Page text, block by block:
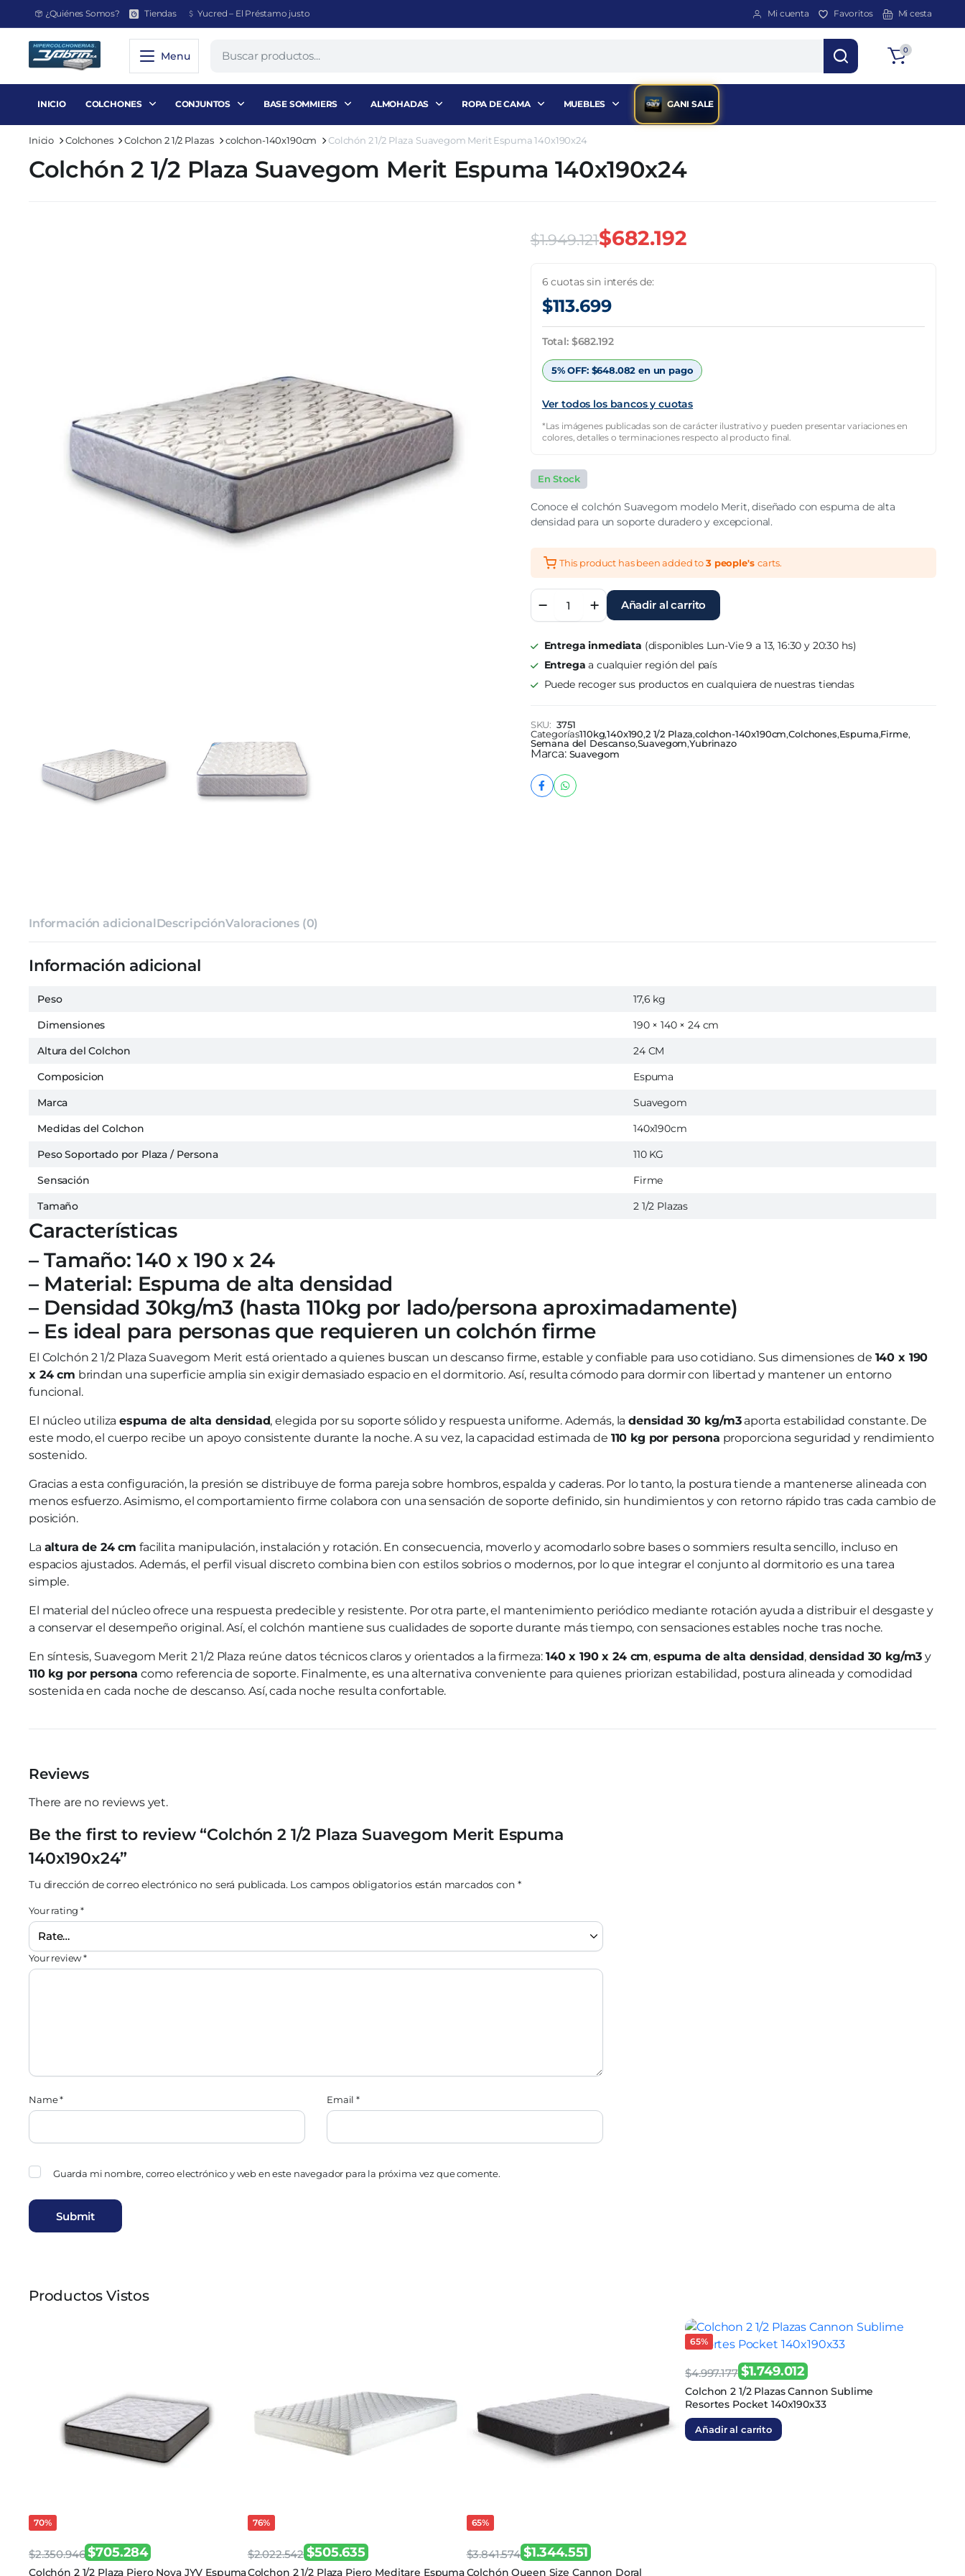
¿Quiénes Somos? Tiendas Yucred – El Préstamo justo Mi cuenta Favoritos Mi cesta
Menu 0
INICIO COLCHONES CONJUNTOS BASE SOMMIERS ALMOHADAS ROPA DE CAMA MUEBLES GANI SALE
Inicio Colchones Colchon 2 1/2 Plazas colchon-140x190cm Colchón 2 1/2 Plaza Suavegom Merit Espuma 140x190x24
Colchón 2 1/2 Plaza Suavegom Merit Espuma 140x190x24
$1.949.121
precio
original
era:
$1.949.121.
$682.192
precio
actual
es:
$682.192.
6 cuotas sin interés de:
$113.699
Total: $682.192
5% OFF: $648.082 en un pago
Ver todos los bancos y cuotas
*Las imágenes publicadas son de carácter ilustrativo y pueden presentar variaciones en
colores, detalles o terminaciones respecto al producto final.
En Stock
Conoce el colchón Suavegom modelo Merit, diseñado con espuma de alta
densidad para un soporte duradero y excepcional.
This product has been added to3 people's carts.
1/2
Suavegom
Merit
140x190x24
Añadir al carrito
Entrega inmediata (disponibles Lun-Vie 9 a 13, 16:30 y 20:30 hs)
Entrega a cualquier región del país
Puede recoger sus productos en cualquiera de nuestras tiendas
SKU: 3751
Categorías110kg,140x190,2 1/2 Plaza,colchon-140x190cm,Colchones,Espuma,Firme,
Semana del Descanso,Suavegom,Yubrinazo
Marca: Suavegom
Información adicionalDescripciónValoraciones (0)
Información adicional
Peso
17,6 kg
Dimensiones
190 × 140 × 24 cm
Altura del Colchon
24 CM
Composicion
Espuma
Marca
Suavegom
Medidas del Colchon
140x190cm
Peso Soportado por Plaza / Persona
110 KG
Sensación
Firme
Tamaño
2 1/2 Plazas
Características
– Tamaño: 140 x 190 x 24
– Material: Espuma de alta densidad
– Densidad 30kg/m3 (hasta 110kg por lado/persona aproximadamente)
– Es ideal para personas que requieren un colchón firme
El Colchón 2 1/2 Plaza Suavegom Merit está orientado a quienes buscan un descanso firme, estable y confiable para uso cotidiano. Sus dimensiones de 140 x 190
x 24 cm brindan una superficie amplia sin exigir demasiado espacio en el dormitorio. Así, resulta cómodo para dormir con libertad y mantener un entorno
funcional.
El núcleo utilizaespuma de alta densidad, elegida por su soporte sólido y respuesta uniforme. Además, ladensidad 30 kg/m3aporta estabilidad constante. De
este modo, el cuerpo recibe un apoyo consistente durante la noche. A su vez, la capacidad estimada de 110 kg por persona proporciona seguridad y rendimiento
sostenido.
Gracias a esta configuración, la presión se distribuye de forma pareja sobre hombros, espalda y caderas. Por lo tanto, la postura tiende a mantenerse alineada con
menos esfuerzo. Asimismo, el comportamiento firme colabora con una sensación de soporte definido, sin hundimientos y con retorno rápido tras cada cambio de
posición.
La altura de 24 cm facilita manipulación, instalación y rotación. En consecuencia, moverlo y acomodarlo sobre bases o sommiers resulta sencillo, incluso en
espacios ajustados. Además, el perfil visual discreto combina bien con estilos sobrios o modernos, por lo que integrar el conjunto al dormitorio es una tarea
simple.
El material del núcleo ofrece una respuesta predecible y resistente. Por otra parte, el mantenimiento periódico mediante rotación ayuda a distribuir el desgaste y
a conservar el desempeño original. Así, el colchón mantiene sus cualidades de soporte durante más tiempo, con sensaciones estables noche tras noche.
En síntesis, Suavegom Merit 2 1/2 Plaza reúne datos técnicos claros y orientados a la firmeza: 140 x 190 x 24 cm, espuma de alta densidad, densidad 30 kg/m3 y
110 kg por persona como referencia de soporte. Finalmente, es una alternativa conveniente para quienes priorizan estabilidad, postura alineada y comodidad
sostenida en cada noche de descanso. Así, cada noche resulta confortable.
Reviews
There are no reviews yet.
Be the first to review “Colchón 2 1/2 Plaza Suavegom Merit Espuma
140x190x24”
Tu dirección de correo electrónico no será publicada. Los campos obligatorios están marcados con *
Your rating*
Your review*
Name* Email*
Guarda mi nombre, correo electrónico y web en este navegador para la próxima vez que comente.
Productos Vistos
70%
$2.350.946
El
$705.284
El
Colchón 2 1/2 Plaza Piero Nova JYV Espuma
76%
$2.022.542
El
$505.635
El
Colchon 2 1/2 Plaza Piero Meditare Espuma
65%
$3.841.574
El
$1.344.551
El
Colchón Queen Size Cannon Doral
65%
$4.997.177
El
precio
original
$1.749.012
El
precio
actual
Colchon 2 1/2 Plazas Cannon Sublime
Resortes Pocket 140x190x33
Añadir al carrito